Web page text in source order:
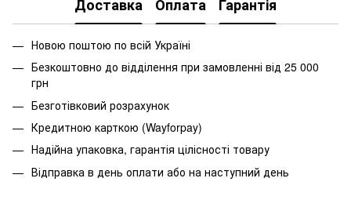
Доставка Оплата Гарантія
Новою поштою по всій Україні
Безкоштовно до відділення при замовленні від 25 000
грн
Безготівковий розрахунок
Кредитною карткою (Wayforpay)
Надійна упаковка, гарантія цілісності товару
Відправка в день оплати або на наступний день